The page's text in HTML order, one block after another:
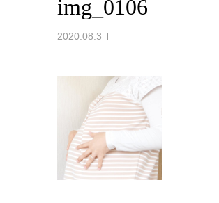
img_0106
2020.08.3